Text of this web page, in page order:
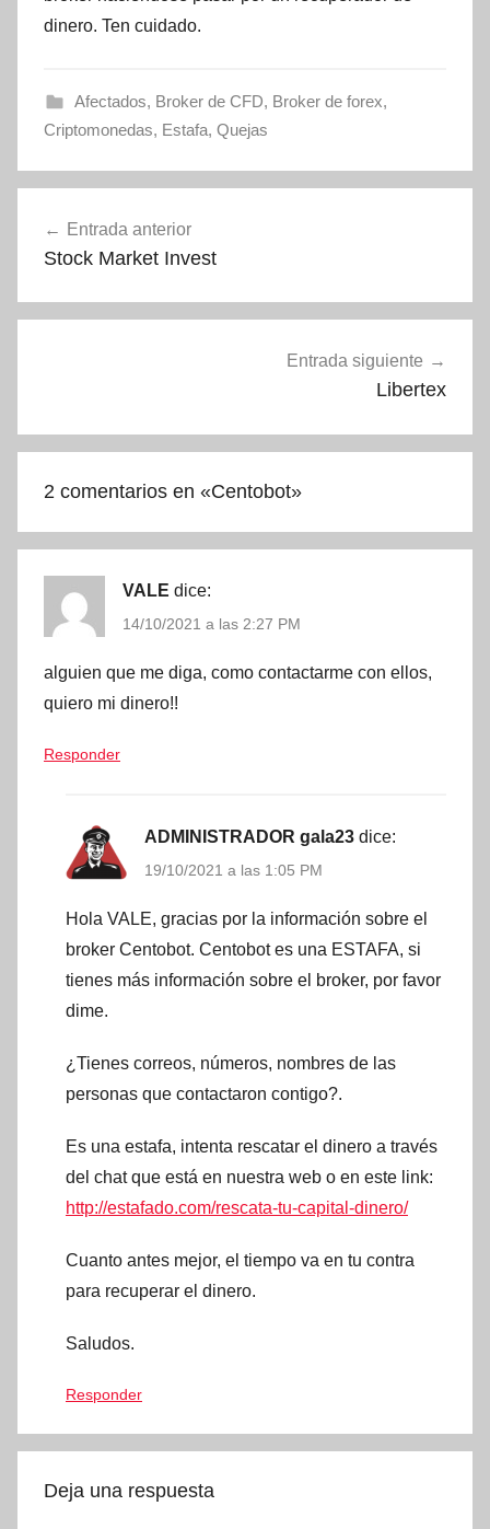
dinero. Ten cuidado.
Afectados, Broker de CFD, Broker de forex,
Criptomonedas, Estafa, Quejas
de
Entrada anterior
Stock Market Invest
Entrada siguiente
Libertex
2 comentarios en «Centobot»
VALE dice:
14/10/2021 a las 2:27 PM
alguien que me diga, como contactarme con ellos,
quiero mi dinero!!
Responder
ADMINISTRADOR gala23 dice:
19/10/2021 a las 1:05 PM
Hola VALE, gracias por la información sobre el
broker Centobot. Centobot es una ESTAFA, si
tienes más información sobre el broker, por favor
dime.
¿Tienes correos, números, nombres de las
personas que contactaron contigo?.
Es una estafa, intenta rescatar el dinero a través
del chat que está en nuestra web o en este link:
http://estafado.com/rescata-tu-capital-dinero/
Cuanto antes mejor, el tiempo va en tu contra
para recuperar el dinero.
Saludos.
Responder
Deja una respuesta